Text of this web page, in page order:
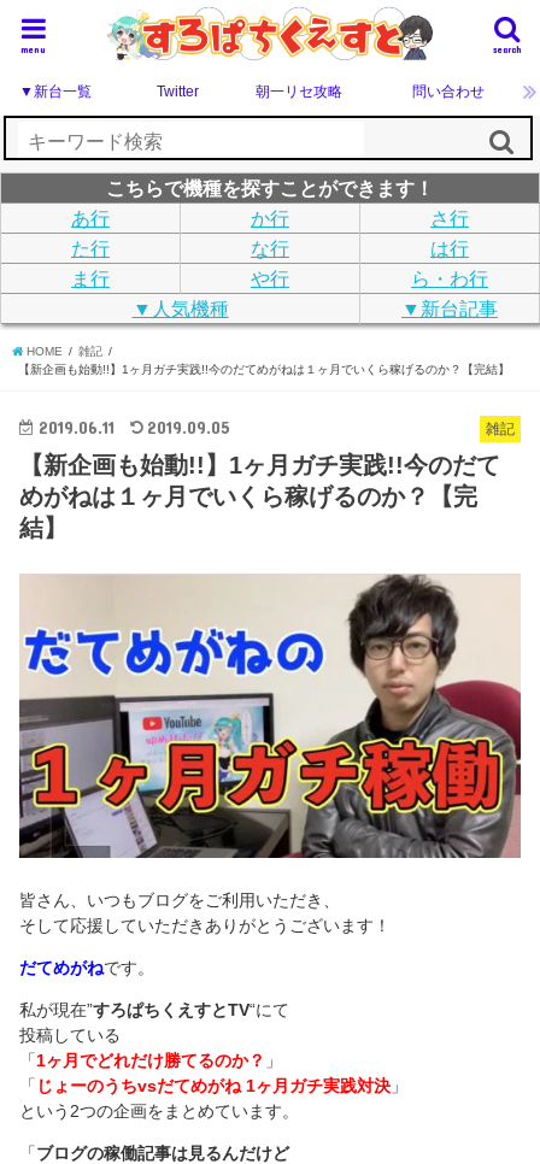
search
menu
▼新台一覧 Twitter 朝一リセ攻略 問い合わせ
こちらで機種を探すことができます！
あ行
か行
さ行
た行
な行
は行
ま行
や行
ら・わ行
▼人気機種
▼新台記事
HOME
雑記
【新企画も始動!!】1ヶ月ガチ実践!!今のだてめがねは１ヶ月でいくら稼げるのか？【完結】
雑記
2019.06.11 2019.09.05
【新企画も始動!!】1ヶ月ガチ実践!!今のだて
めがねは１ヶ月でいくら稼げるのか？【完
結】
皆さん、いつもブログをご利用いただき、
そして応援していただきありがとうございます！
だてめがねです。
私が現在”すろぱちくえすとTV“にて
投稿している
「1ヶ月でどれだけ勝てるのか？ 」
「 じょーのうちvsだてめがね 1ヶ月ガチ実践対決 」
という2つの企画をまとめています。
「ブログの稼働記事は見るんだけど